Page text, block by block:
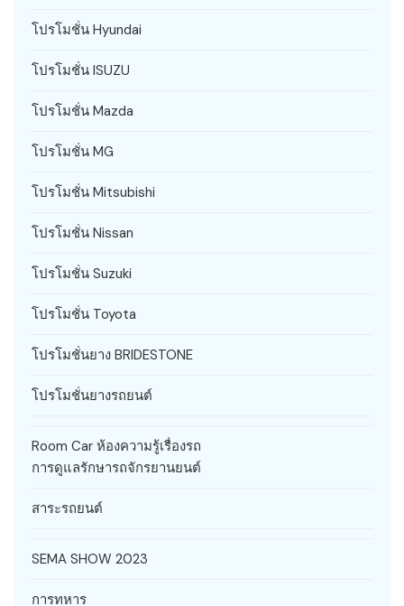
โปรโมชั่น Hyundai
โปรโมชั่น ISUZU
โปรโมชั่น Mazda
โปรโมชั่น MG
โปรโมชั่น Mitsubishi
โปรโมชั่น Nissan
โปรโมชั่น Suzuki
โปรโมชั่น Toyota
โปรโมชั่นยาง BRIDESTONE
โปรโมชั่นยางรถยนต์
Room Car ห้องความรู้เรื่องรถ
การดูแลรักษารถจักรยานยนต์
สาระรถยนต์
SEMA SHOW 2023
การทหาร